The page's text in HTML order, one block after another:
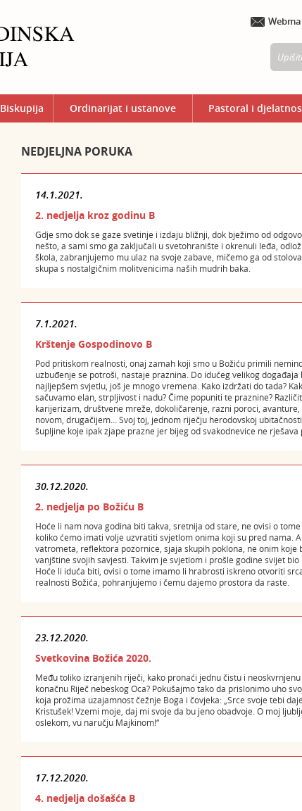
Biskupija Ordinarijat i ustanove Pastoral i
NEDJELJNA PORUKA
14.1.2021.
2. nedjelja kroz godinu B
Gdje smo dok se gaze svetinje i izdaju bližnji, dok bježimo od
nešto, a sami smo ga zaključali u svetohranište i okrenuli leđa,
škola, zabranjujemo mu ulaz na svoje zabave, mičemo ga od
skupa s nostalgičnim molitvenicima naših mudrih baka.
7.1.2021.
Krštenje Gospodinovo B
Pod pritiskom realnosti, onaj zamah koji smo u Božiću primili
uzbuđenje se potroši, nastaje praznina. Do idućeg velikog
najljepšem svjetlu, još je mnogo vremena. Kako izdržati do tada?
sačuvamo elan, strpljivost i nadu? Čime popuniti te praznine?
karijerizam, društvene mreže, dokoličarenje, razni poroci,
novom, drugačijem… Svoj toj, jednom riječju herodovskoj
šupljine koje ipak zjape prazne jer bijeg od svakodnevice ne
30.12.2020.
2. nedjelja po Božiću B
Hoće li nam nova godina biti takva, sretnija od stare, ne ovisi o
koliko ćemo imati volje uzvratiti svjetlom onima koji su pred nama.
vatrometa, reflektora pozornice, sjaja skupih poklona, ne onim
vanjštine svojih savjesti. Takvim je svjetlom i prošle godine svijet
Hoće li iduća biti, ovisi o tome imamo li hrabrosti iskreno otvoriti
realnosti Božića, pohranjujemo i čemu dajemo prostora da raste.
23.12.2020.
Svetkovina Božića 2020.
Među toliko izranjenih riječi, kako pronaći jednu čistu i
konačnu Riječ nebeskog Oca? Pokušajmo tako da prislonimo uho
koja prožima uzajamnost čežnje Boga i čovjeka: „Srce svoje tebi
Kristušek! Vzemi moje, daj mi svoje da bu jeno obadvoje. O moj
oslekom, vu naručju Majkinom!“
17.12.2020.
4. nedjelja došašća B